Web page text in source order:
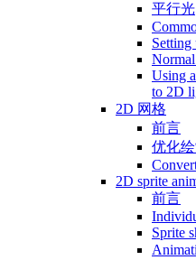
平行光
Setting
Normal
Using
to 2D
2D 网格
前言
优化
2D sprite
前言
Sprite